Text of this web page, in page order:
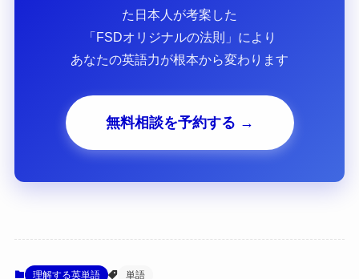
た日本人が考案した
「FSDオリジナルの法則」により
あなたの英語力が根本から変わります
無料相談を予約する →
理解する英単語 単語